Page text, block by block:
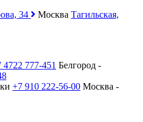
34 Москва Тагильская,
4722 777-451 Белгород -
+7 910 222-56-00 Москва -